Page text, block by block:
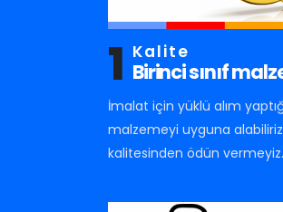
1 Kalite
Birinci sınıf
İmalat için yüklü alım
malzemeyi uyguna
kalitesinden ödün vermeyiz.